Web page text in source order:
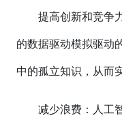
提高创新和竞争
的数据驱动模拟驱动
中的孤立知识，从而
减少浪费：人工